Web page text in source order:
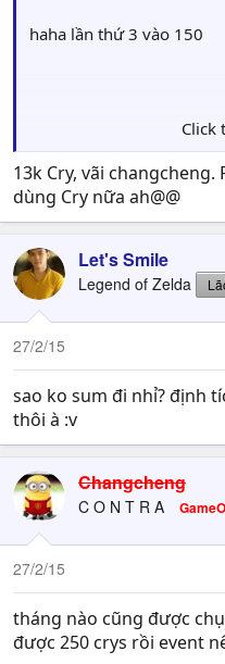
haha lần thứ 3 vào 150
Click
13k Cry, vãi
dùng Cry nữa ah@@
Let's Smile
Legend of Zelda
27/2/15
sao ko sum đi nhỉ? định
thôi à :v
Changcheng
C O N T R A
27/2/15
tháng nào cũng được
được 250 crys rồi event